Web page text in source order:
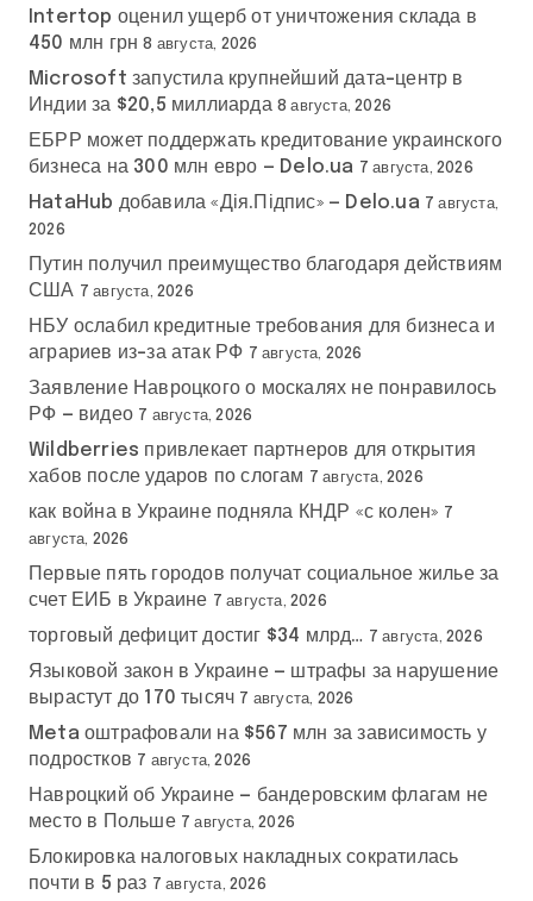
Intertop оценил ущерб от уничтожения склада в
450 млн грн 8 августа, 2026
Microsoft запустила крупнейший дата-центр в
Индии за $20,5 миллиарда 8 августа, 2026
ЕБРР может поддержать кредитование украинского
бизнеса на 300 млн евро — Delo.ua 7 августа, 2026
HataHub добавила «Дія.Підпис» — Delo.ua 7 августа,
2026
Путин получил преимущество благодаря действиям
США 7 августа, 2026
НБУ ослабил кредитные требования для бизнеса и
аграриев из-за атак РФ 7 августа, 2026
Заявление Навроцкого о москалях не понравилось
РФ — видео 7 августа, 2026
Wildberries привлекает партнеров для открытия
хабов после ударов по слогам 7 августа, 2026
как война в Украине подняла КНДР «с колен» 7
августа, 2026
Первые пять городов получат социальное жилье за
счет ЕИБ в Украине 7 августа, 2026
торговый дефицит достиг $34 млрд… 7 августа, 2026
Языковой закон в Украине — штрафы за нарушение
вырастут до 170 тысяч 7 августа, 2026
Meta оштрафовали на $567 млн за зависимость у
подростков 7 августа, 2026
Навроцкий об Украине — бандеровским флагам не
место в Польше 7 августа, 2026
Блокировка налоговых накладных сократилась
почти в 5 раз 7 августа, 2026